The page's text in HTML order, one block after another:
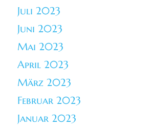
Juli 2023
Juni 2023
Mai 2023
April 2023
März 2023
Februar 2023
Januar 2023